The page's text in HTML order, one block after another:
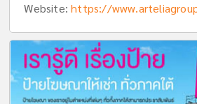
Website:https://